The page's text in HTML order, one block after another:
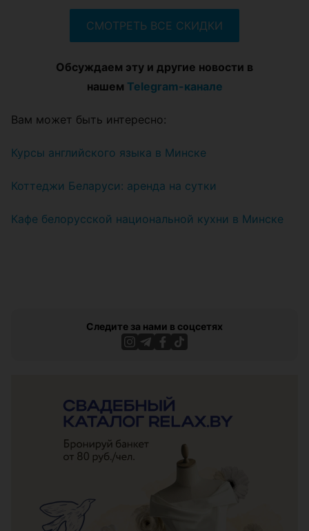
СМОТРЕТЬ ВСЕ СКИДКИ
Обсуждаем эту и другие новости в
нашем Telegram-канале
Вам может быть интересно:
Курсы английского языка в Минске
Коттеджи Беларуси: аренда на сутки
Кафе белорусской национальной кухни в Минске
Следите за нами в соцсетях